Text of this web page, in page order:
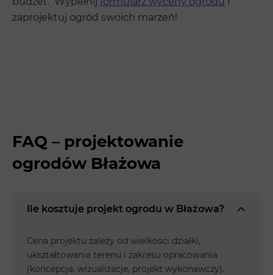
zaprojektuj ogród swoich marzeń!
FAQ – projektowanie
ogrodów Błażowa
Ile kosztuje projekt ogrodu w Błażowa?
Cena projektu zależy od wielkości działki,
ukształtowania terenu i zakresu opracowania
(koncepcja, wizualizacje, projekt wykonawczy).